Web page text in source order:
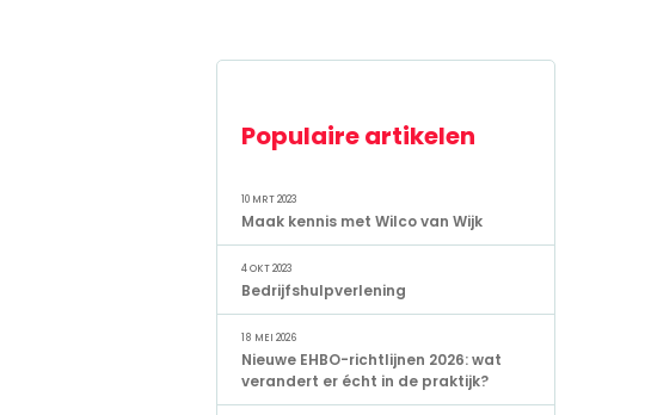
Populaire artikelen
Maak kennis met Wilco van Wijk
10 MRT 2023
Bedrijfshulpverlening
4 OKT 2023
Nieuwe EHBO-richtlijnen 2026: wat
verandert er écht in de praktijk?
18 MEI 2026